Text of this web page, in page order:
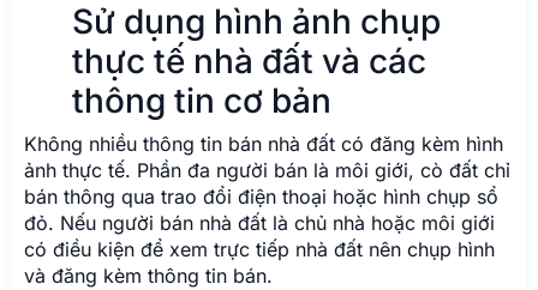
Sử dụng hình ảnh chụp
thực tế nhà đất và các
thông tin cơ bản
Không nhiều thông tin bán nhà đất có đăng kèm hình
ảnh thực tế. Phần đa người bán là môi giới, cò đất chỉ
bán thông qua trao đổi điện thoại hoặc hình chụp sổ
đỏ. Nếu người bán nhà đất là chủ nhà hoặc môi giới
có điều kiện để xem trực tiếp nhà đất nên chụp hình
và đăng kèm thông tin bán.